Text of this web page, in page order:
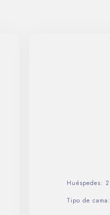
Huéspedes: 2
Tipo de cama: